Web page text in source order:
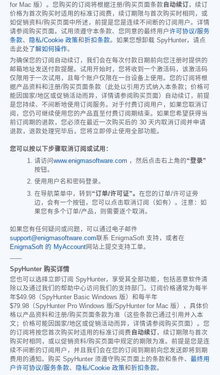
for Mac 版）。您购买的订阅将根据注册/购买页面条款 自动续订，续订
价格为首次购买时适用的标准订阅费，续订期限与首次购买时相同，或
如促销资料/购买页面中所述，前提是您是连续不间断的订阅用户。详情
请参阅购买页面。试用须遵守本条款、您同意的最终用户许可协议/服务
条款、 隐私/Cookie 政策和折扣条款。如果您想卸载 SpyHunter，请点
击此处了解如何操作。
为确保您的订阅自动续订，我们会在每次付款日期前向您注册时提供的
邮箱地址发送付款提醒。试用开始时，您将收到一个激活码，该激活码
仅限用于一次试用，且每个账户仅限在一台设备上使用。您的订阅将根
据产品资料和注册/购买页面条款（此处以引用方式纳入本条款；价格可
能因国家/地区或促销活动而异，详情请参阅购买页面）自动续订，前提
是您持续、不间断地使用订阅服务。对于付费订阅用户，如果您取消订
阅，您仍可继续使用您的产品直至付费订阅期结束。如果您希望获得当
前订阅期的退款，您必须在最近一次购买后的 30 天内取消订阅并申请
退款，退款处理完毕后，您将立即停止使用全部功能。
您可以按以下步骤取消订阅或试用：
请访问 www.enigmasoftware.com ，然后点击右上角的“登录”
按钮。
使用用户名和密码登录。
在导航菜单中，转到 “订单/许可证”。 在您的订单/许可证旁
边，会有一个按钮，您可以点击取消订阅（如有）。注意：如
果您有多个订单/产品，则需要逐个取消。
如果您有任何疑问或问题，可以通过电子邮件
support@enigmasoftware.com联系 EnigmaSoft 支持，或者在
EnigmaSoft 的 MyAccount网站上提交支持工单。
------
SpyHunter 购买详情
您也可以选择立即订阅 SpyHunter，享受其全部功能，包括恶意软件清
除以及通过我们的帮助中心访问我们的支持部门。订阅价格通常为每半
年$49.98 （SpyHunter Basic Windows 版）和每半年
$79.98 （SpyHunter Pro Windows 版/SpyHunter for Mac 版），具体价
格以产品资料和注册/购买页面条款为准（这些条款已通过引用并入本
文；价格可能因国家/地区或促销活动而异，详情请参阅购买页面）。您
的订阅将按您首次购买时适用的标准订阅费 自动续订，续订期限与首次
购买时相同，或以促销资料/购买页面中规定的期限为准。前提是您是连
续不间断的订阅用户，并且我们会在您的订阅到期前向您发送即将到期
费用的通知。购买 SpyHunter 须遵守购买页面上的条款和条件、 最终用
户许可协议/服务条款、 隐私/Cookie 政策和折扣条款。